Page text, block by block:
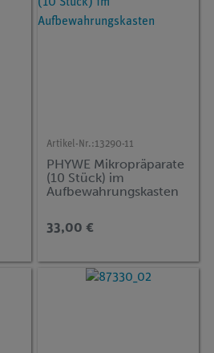
Artikel-Nr.:13290-11
PHYWE Mikropräparate
(10 Stück) im
Aufbewahrungskasten
33,00 €